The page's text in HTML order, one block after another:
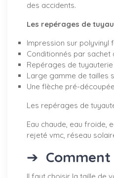
des accidents.
Les repérages de
Impression sur polyvinyl
Conditionnés par sachet
Repérages de
Large gamme de tailles
Une flèche pré-
Les repérages de
Eau chaude, eau froide,
rejeté vmc, réseau
➔